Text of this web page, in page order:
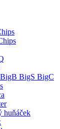
BigS BigC
huňáček